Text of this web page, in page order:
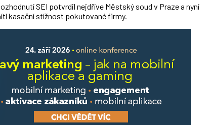
SEI potvrdil nejdříve Městský soud v Praze a nyní
kasační stížnost pokutované firmy.